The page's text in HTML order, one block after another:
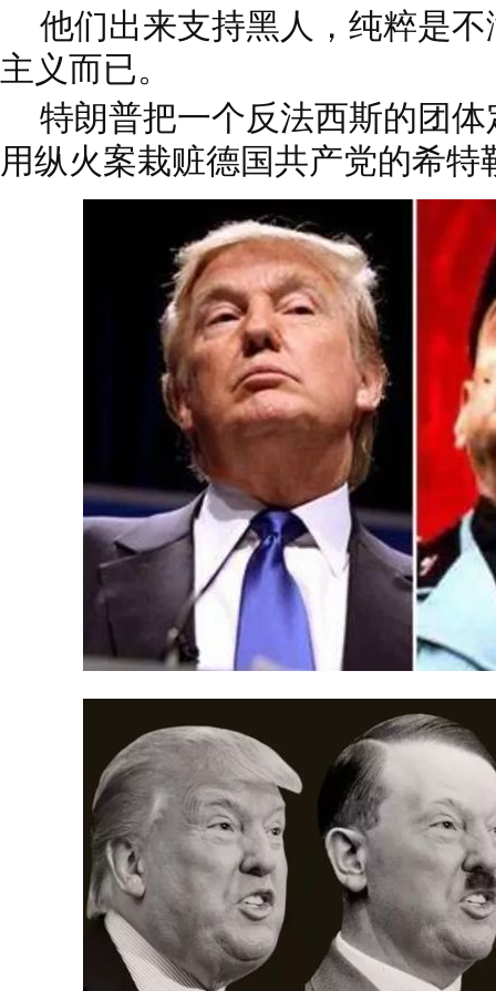
他们出来支持黑人，纯粹是
主义而已。
特朗普把一个反法西斯的团体
用纵火案栽赃德国共产党的希特